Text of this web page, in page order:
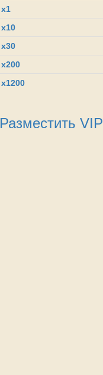
x1
x10
x30
x200
х1200
Разместить VIP